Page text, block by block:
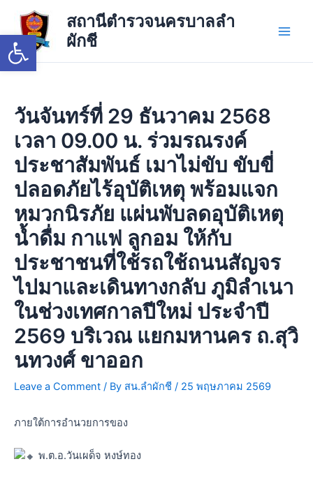
Open toolbar
content
สถานีตำรวจนครบาลลำ
ผักชี
วันจันทร์ที่ 29 ธันวาคม 2568
เวลา 09.00 น. ร่วมรณรงค์
ประชาสัมพันธ์ เมาไม่ขับ ขับขี่
ปลอดภัยไร้อุบัติเหตุ พร้อมแจก
หมวกนิรภัย แผ่นพับลดอุบัติเหตุ
น้ำดื่ม กาแฟ ลูกอม ให้กับ
ประชาชนที่ใช้รถใช้ถนนสัญจร
ไปมาและเดินทางกลับ ภูมิลำเนา
ในช่วงเทศกาลปีใหม่ ประจำปี
2569 บริเวณ แยกมหานคร ถ.สุวิ
นทวงศ์ ขาออก
Leave a Comment / By สน.ลำผักชี / 25 พฤษภาคม 2569
ภายใต้การอำนวยการของ
พ.ต.อ.วันเผด็จ หงษ์ทอง